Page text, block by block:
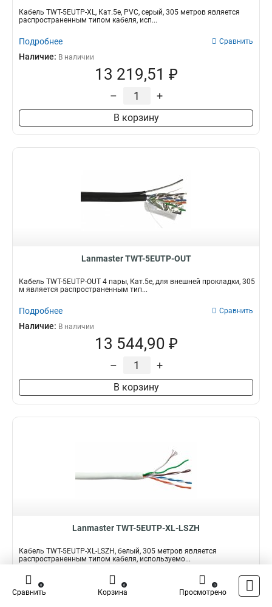
Кабель TWT-5EUTP-XL, Кат.5e, PVC, серый, 305 метров является
распространенным типом кабеля, исп...
Подробнее Сравнить
Наличие: В наличии
13 219,51 ₽
– +
В корзину
Lanmaster TWT-5EUTP-OUT
Кабель TWT-5EUTP-OUT 4 пары, Кат.5е, для внешней прокладки, 305
м является распространенным тип...
Подробнее Сравнить
Наличие: В наличии
13 544,90 ₽
– +
В корзину
Lanmaster TWT-5EUTP-XL-LSZH
Кабель TWT-5EUTP-XL-LSZH, белый, 305 метров является
распространенным типом кабеля, используемо...
Подробнее Сравнить
Наличие:
Сравнить
0
Корзина
0
Просмотрено
0